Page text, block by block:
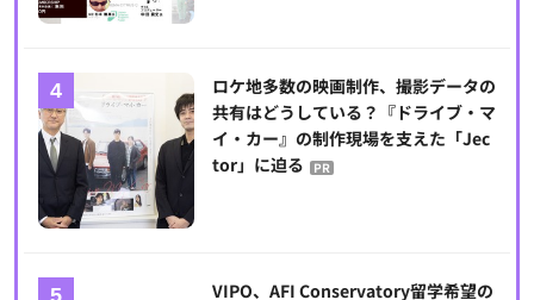
ロケ地多数の映画制作、撮影データの
共有はどうしている？『ドライブ・マ
イ・カー』の制作現場を支えた「Jec
tor」に迫る PR
VIPO、AFI Conservatory留学希望の